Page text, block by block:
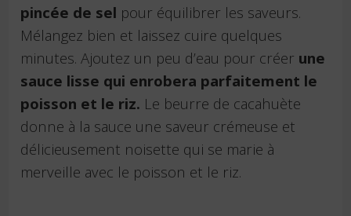
pincée de sel pour équilibrer les saveurs.
Mélangez bien et laissez cuire quelques
minutes. Ajoutez un peu d’eau pour créer une
sauce lisse qui enrobera parfaitement le
poisson et le riz. Le beurre de cacahuète
donne à la sauce une saveur crémeuse et
délicieusement noisette qui se marie à
merveille avec le poisson et le riz.